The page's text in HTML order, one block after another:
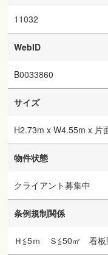
11032
WebID
B0033860
サイズ
H2.73m x W4.55m x 片
物件状態
クライアント募集中
条例規制関係
Ｈ≦5ｍ Ｓ≦50㎡ 看板